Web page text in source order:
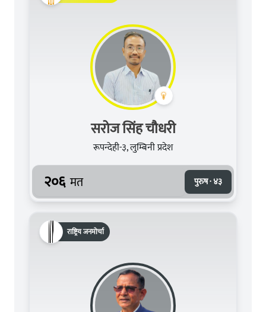
सरोज सिंह चौधरी
रूपन्देही-३, लुम्बिनी प्रदेश
२०६ मत पुरुष · ४३
राष्ट्रिय जनमोर्चा